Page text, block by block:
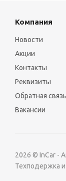
Компания
Новости
Акции
Контакты
Реквизиты
Обратная связь
Вакансии
2026 © InCar -
Техподержка